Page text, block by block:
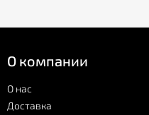
О компании
О нас
Доставка